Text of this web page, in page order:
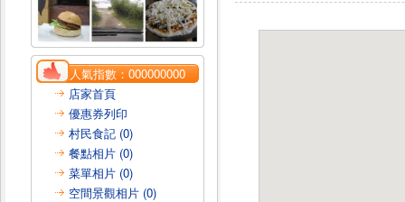
人氣指數：000000000
店家首頁
優惠券列印
村民食記 (0)
餐點相片 (0)
菜單相片 (0)
空間景觀相片 (0)